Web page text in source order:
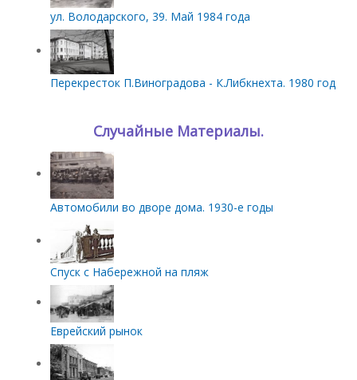
ул. Володарского, 39. Май 1984 года
Перекресток П.Виноградова - К.Либкнехта. 1980 год
Случайные Материалы.
Автомобили во дворе дома. 1930-е годы
Спуск с Набережной на пляж
Еврейский рынок